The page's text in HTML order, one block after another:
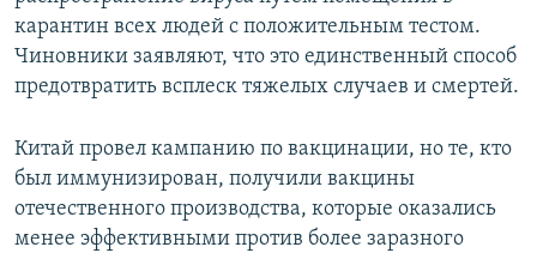
карантин всех людей с положительным тестом.
Чиновники заявляют, что это единственный способ
предотвратить всплеск тяжелых случаев и смертей.
Китай провел кампанию по вакцинации, но те, кто
был иммунизирован, получили вакцины
отечественного производства, которые оказались
менее эффективными против более заразного